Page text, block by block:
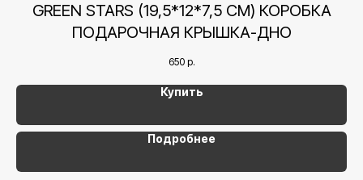
GREEN STARS (19,5*12*7,5 СМ) КОРОБКА
ПОДАРОЧНАЯ КРЫШКА-ДНО
650 р.
Купить
Подробнее
Наш канал в Telegram
Наша страничка Вконтакте
help@upakovali.online